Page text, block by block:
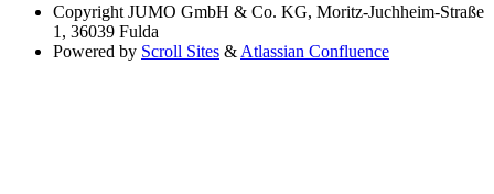
Copyright JUMO GmbH & Co. KG, Moritz-Juchheim-Straße
1, 36039 Fulda
Powered by Scroll Sites & Atlassian Confluence